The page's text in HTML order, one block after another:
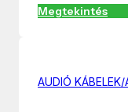
Megtekintés
AUDIÓ